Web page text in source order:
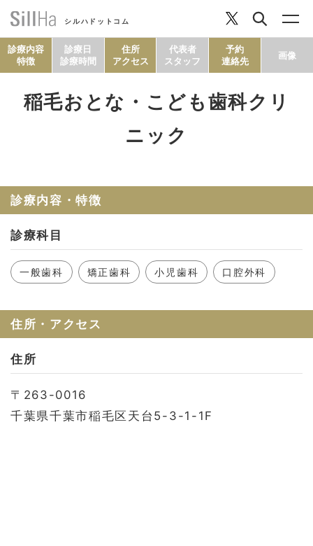
シルハドットコム
コラム
利用規約
診療内容
特徴
診療日
診療時間
住所
アクセス
代表者
スタッフ
予約
連絡先
画像
稲毛おとな・こども歯科クリ
ニック
診療内容・特徴
診療科目
一般歯科 矯正歯科 小児歯科 口腔外科
住所・アクセス
住所
〒263-0016
千葉県千葉市稲毛区天台5-3-1-1F